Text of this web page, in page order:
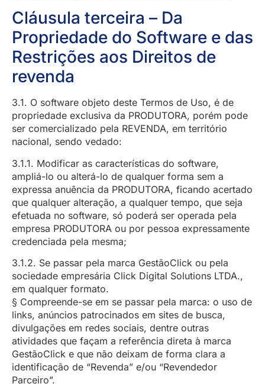
Cláusula terceira – Da
Propriedade do Software e das
Restrições aos Direitos de
revenda
3.1. O software objeto deste Termos de Uso, é de
propriedade exclusiva da PRODUTORA, porém pode
ser comercializado pela REVENDA, em território
nacional, sendo vedado:
3.1.1. Modificar as características do software,
ampliá-lo ou alterá-lo de qualquer forma sem a
expressa anuência da PRODUTORA, ficando acertado
que qualquer alteração, a qualquer tempo, que seja
efetuada no software, só poderá ser operada pela
empresa PRODUTORA ou por pessoa expressamente
credenciada pela mesma;
3.1.2. Se passar pela marca GestãoClick ou pela
sociedade empresária Click Digital Solutions LTDA.,
em qualquer formato.
§ Compreende-se em se passar pela marca: o uso de
links, anúncios patrocinados em sites de busca,
divulgações em redes sociais, dentre outras
atividades que façam a referência direta à marca
GestãoClick e que não deixam de forma clara a
identificação de “Revenda” e/ou “Revendedor
Parceiro”.